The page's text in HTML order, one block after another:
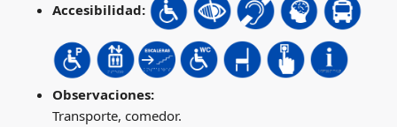
Accesibilidad:
Observaciones:
Transporte, comedor.